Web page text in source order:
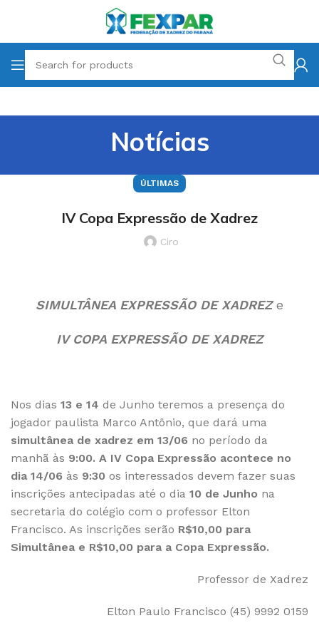
Notícias
ÚLTIMAS
IV Copa Expressão de Xadrez
Ciro
SIMULTÂNEA EXPRESSÃO DE XADREZe
IV COPA EXPRESSÃO DE XADREZ
Nos dias 13 e 14 de Junho teremos a presença do
jogador paulista Marco Antônio, que dará uma
simultânea de xadrez em 13/06 no período da
manhã às 9:00. A IV Copa Expressão acontece no
dia 14/06 às 9:30 os interessados devem fazer suas
inscrições antecipadas até o dia 10 de Junho na
secretaria do colégio com o professor Elton
Francisco. As inscrições serão R$10,00 para
Simultânea e R$10,00 para a Copa Expressão.
Professor de Xadrez
Elton Paulo Francisco (45) 9992 0159